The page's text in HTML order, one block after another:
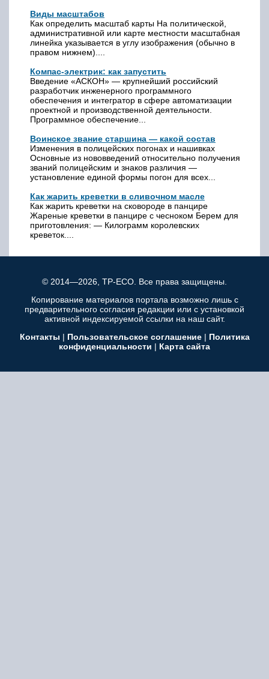
Виды масштабов
Как определить масштаб карты На политической,
административной или карте местности масштабная
линейка указывается в углу изображения (обычно в
правом нижнем)....
Компас-электрик: как запустить
Введение «АСКОН» — крупнейший российский
разработчик инженерного программного
обеспечения и интегратор в сфере автоматизации
проектной и производственной деятельности.
Программное обеспечение...
Воинское звание старшина — какой состав
Изменения в полицейских погонах и нашивках
Основные из нововведений относительно получения
званий полицейским и знаков различия —
установление единой формы погон для всех...
Как жарить креветки в сливочном масле
Как жарить креветки на сковороде в панцире
Жареные креветки в панцире с чесноком Берем для
приготовления: — Килограмм королевских
креветок....
© 2014—2026, TP-ECO. Все права защищены.
Копирование материалов портала возможно лишь с
предварительного согласия редакции или с установкой
активной индексируемой ссылки на наш сайт.
Контакты | Пользовательское соглашение| Политика
конфиденциальности | Карта сайта